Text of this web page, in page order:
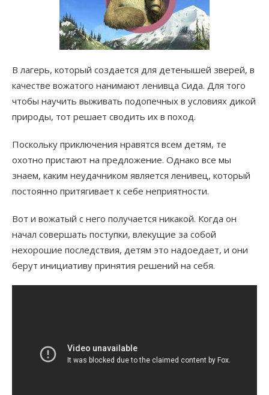
В лагерь, который создается для детенышей зверей, в
качестве вожатого нанимают ленивца Сида. Для того
чтобы научить выживать подопечных в условиях дикой
природы, тот решает сводить их в поход.
Поскольку приключения нравятся всем детям, те
охотно пристают на предложение. Однако все мы
знаем, каким неудачником является ленивец, который
постоянно притягивает к себе неприятности.
Вот и вожатый с него получается никакой. Когда он
начал совершать поступки, влекущие за собой
нехорошие последствия, детям это надоедает, и они
берут инициативу принятия решений на себя.